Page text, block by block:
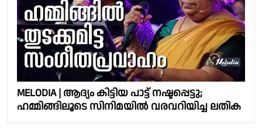
MELODIA | ആദ്യം കിട്ടിയ പാട്ട് നഷ്ടപ്പെട്ടു;
ഹമ്മിങ്ങിലൂടെ സിനിമയില്‍ വരവറിയിച്ച ലതിക